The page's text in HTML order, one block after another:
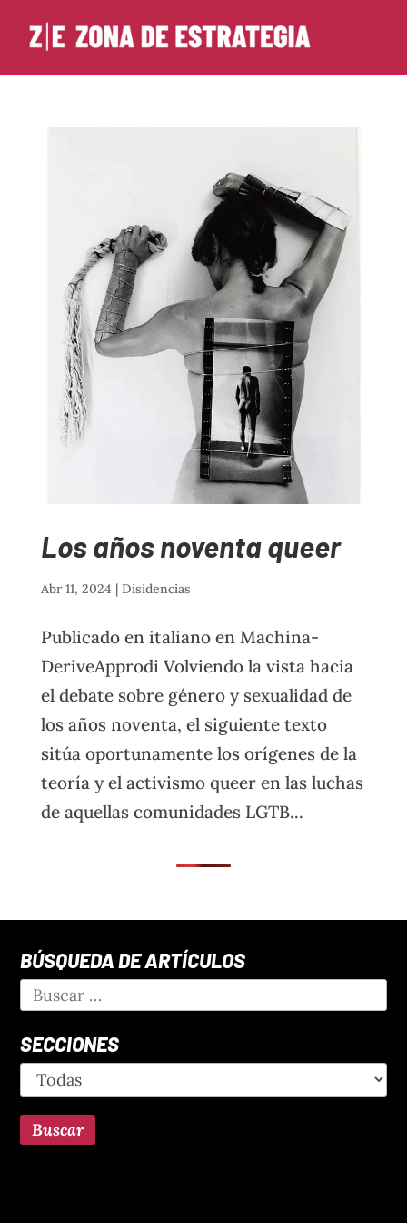
Los años noventa queer
Abr 11, 2024 | Disidencias
Publicado en italiano en Machina-
DeriveApprodi Volviendo la vista hacia
el debate sobre género y sexualidad de
los años noventa, el siguiente texto
sitúa oportunamente los orígenes de la
teoría y el activismo queer en las luchas
de aquellas comunidades LGTB...
BÚSQUEDA DE ARTÍCULOS
SECCIONES